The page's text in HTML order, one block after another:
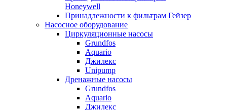
Honeywell
Принадлежности к фильтрам Гейзер
Насосное оборудование
Циркуляционные насосы
Grundfos
Aquario
Джилекс
Unipump
Дренажные насосы
Grundfos
Aquario
Джилекс